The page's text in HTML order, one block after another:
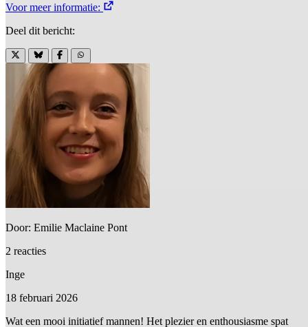
Voor meer informatie:
Deel dit bericht:
Door: Emilie Maclaine Pont
2 reacties
Inge
18 februari 2026
Wat een mooi initiatief mannen! Het plezier en enthousiasme spat